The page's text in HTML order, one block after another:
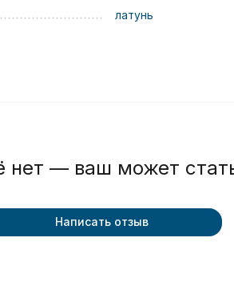
латунь
нет — ваш может
Написать отзыв